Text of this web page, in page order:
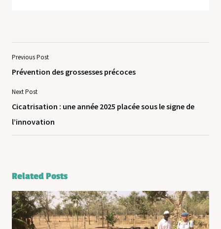
Previous Post
Prévention des grossesses précoces
Next Post
Cicatrisation : une année 2025 placée sous le signe de
l’innovation
Related Posts